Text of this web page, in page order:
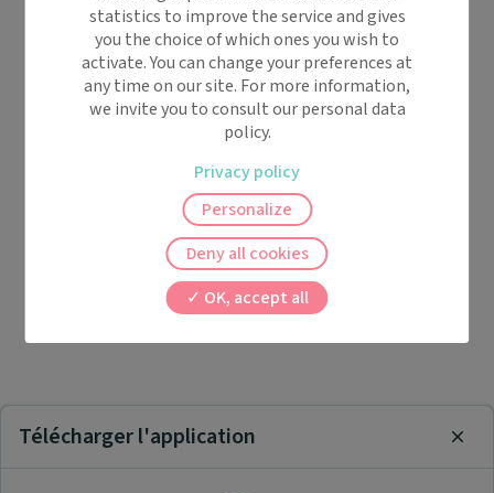
Télécharger l'application
statistics to improve the service and gives
you the choice of which ones you wish to
activate. You can change your preferences at
any time on our site. For more information,
we invite you to consult our personal data
policy.
OK, accept all
Deny all cookies
Personalize
Privacy policy